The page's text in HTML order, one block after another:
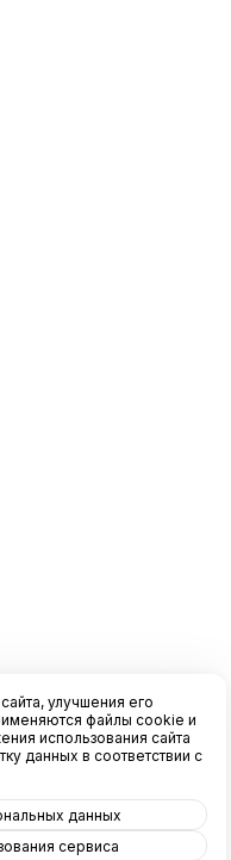
улучшения его
файлы cookie и
использования сайта
данных в соответствии с
данных
сервиса